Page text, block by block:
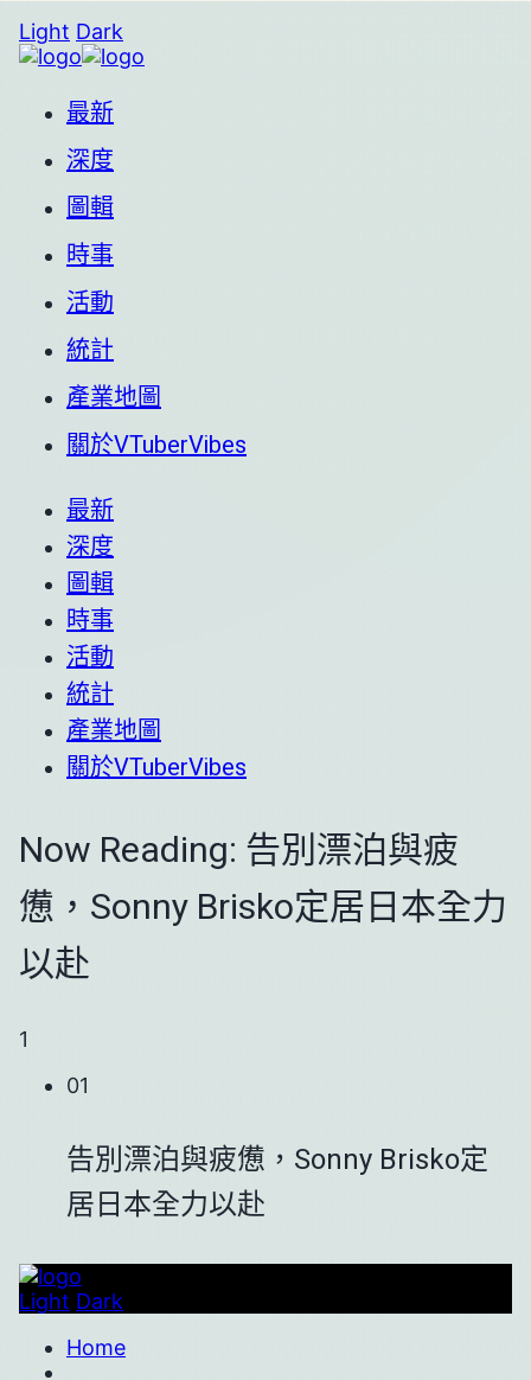
Light Dark
最新
深度
圖輯
時事
活動
統計
產業地圖
關於VTuberVibes
最新
深度
圖輯
時事
活動
統計
產業地圖
關於VTuberVibes
Now Reading: 告別漂泊與疲
憊，Sonny Brisko定居日本全力
以赴
1
01
告別漂泊與疲憊，Sonny Brisko定
居日本全力以赴
Light Dark
Home